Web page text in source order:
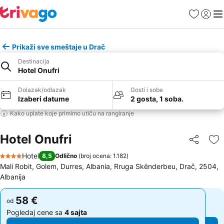
FavoritiPrijavi
Prikaži sve smeštaje u Drač
Destinacija
Hotel Onufri
Dolazak/odlazak
Izaberi datume
Gosti i sobe
2 gosta, 1 soba.
Kako uplate koje primimo utiču na rangiranje
Hotel Onufri Deli
4 Zvezdice
Hotel 8,5 Odlično (broj ocena: 1.182)
Mali Robit, Golem, Durres, Albania, Rruga Skënderbeu, Drač, 2504,
Albanija
od 58 €
Pogledaj cene sa 4 sajta
od 58 €
Pogledaj cene sa 4 sajta